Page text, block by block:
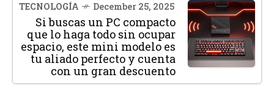
TECNOLOGÍA December 25, 2025
Si buscas un PC compacto
que lo haga todo sin ocupar
espacio, este mini modelo es
tu aliado perfecto y cuenta
con un gran descuento